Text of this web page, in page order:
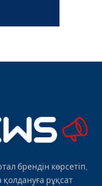
брендін көрсетіп,
рұқсат